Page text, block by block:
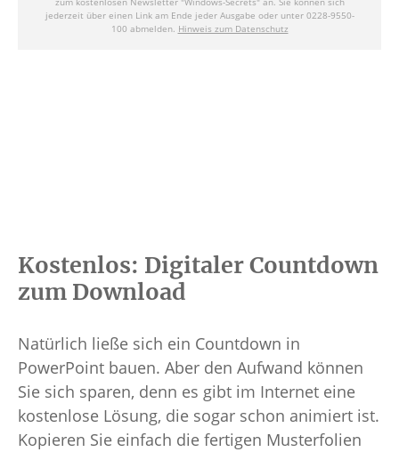
Kostenlos: Digitaler Countdown
zum Download
Natürlich ließe sich ein Countdown in
PowerPoint bauen. Aber den Aufwand können
Sie sich sparen, denn es gibt im Internet eine
kostenlose Lösung, die sogar schon animiert ist.
Kopieren Sie einfach die fertigen Musterfolien